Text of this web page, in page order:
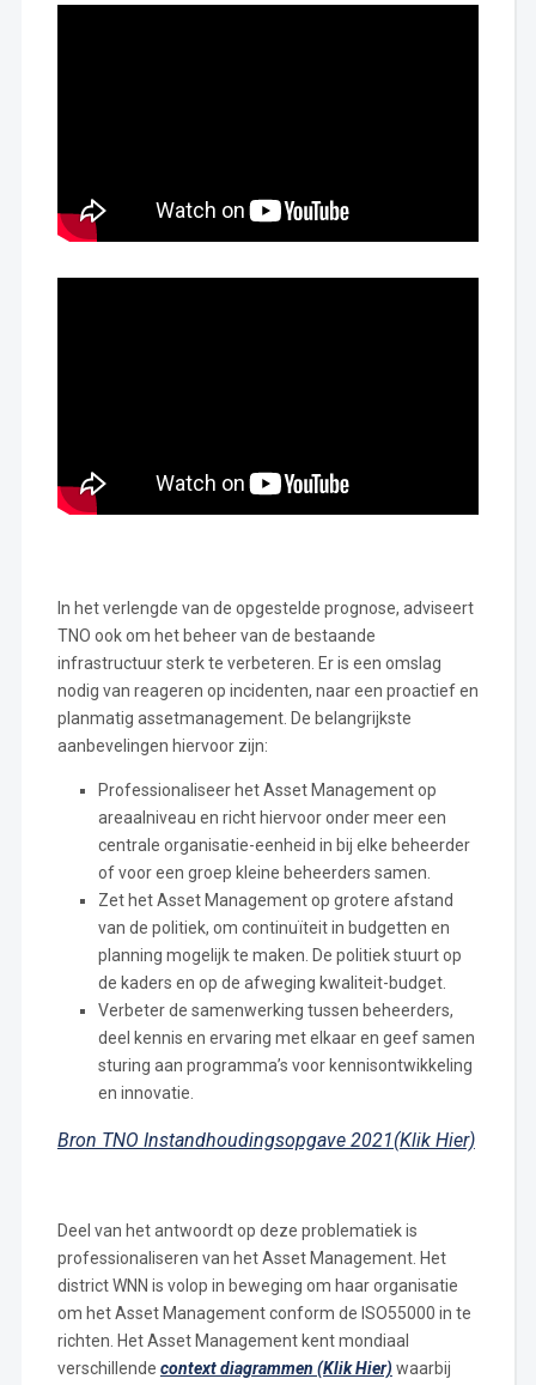
In het verlengde van de opgestelde prognose, adviseert
TNO ook om het beheer van de bestaande
infrastructuur sterk te verbeteren. Er is een omslag
nodig van reageren op incidenten, naar een proactief en
planmatig assetmanagement. De belangrijkste
aanbevelingen hiervoor zijn:
Professionaliseer het Asset Management op
areaalniveau en richt hiervoor onder meer een
centrale organisatie-eenheid in bij elke beheerder
of voor een groep kleine beheerders samen.
Zet het Asset Management op grotere afstand
van de politiek, om continuïteit in budgetten en
planning mogelijk te maken. De politiek stuurt op
de kaders en op de afweging kwaliteit-budget.
Verbeter de samenwerking tussen beheerders,
deel kennis en ervaring met elkaar en geef samen
sturing aan programma’s voor kennisontwikkeling
en innovatie.
Bron TNO Instandhoudingsopgave 2021(Klik Hier)
Deel van het antwoordt op deze problematiek is
professionaliseren van het Asset Management. Het
district WNN is volop in beweging om haar organisatie
om het Asset Management conform de ISO55000 in te
richten. Het Asset Management kent mondiaal
verschillende context diagrammen (Klik Hier) waarbij